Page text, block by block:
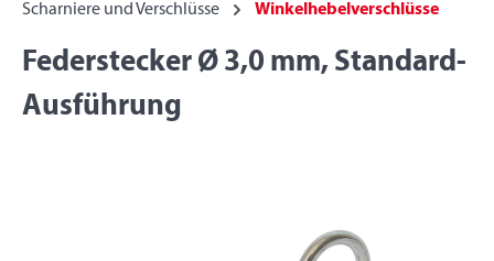
Scharniere und Verschlüsse Winkelhebelverschlüsse
Federstecker Ø 3,0 mm, Standard-
Ausführung